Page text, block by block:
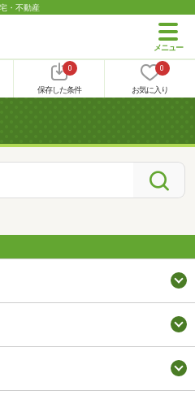
・不動産
0
保存した条件
0
お気に入り